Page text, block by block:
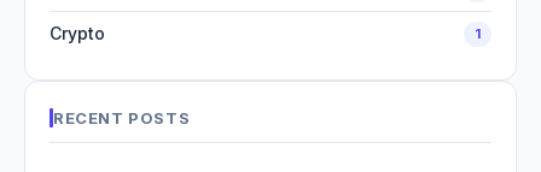
Crypto 1
RECENT POSTS